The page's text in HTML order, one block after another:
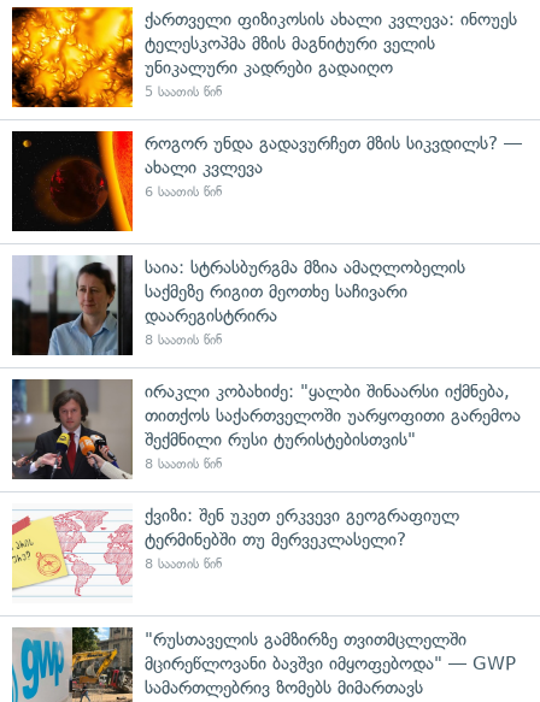
ქართველი ფიზიკოსის ახალი კვლევა: ინოუეს
ტელესკოპმა მზის მაგნიტური ველის
უნიკალური კადრები გადაიღო
5 საათის წინ
როგორ უნდა გადავურჩეთ მზის სიკვდილს? —
ახალი კვლევა
6 საათის წინ
საია: სტრასბურგმა მზია ამაღლობელის
საქმეზე რიგით მეოთხე საჩივარი
დაარეგისტრირა
8 საათის წინ
ირაკლი კობახიძე: "ყალბი შინაარსი იქმნება,
თითქოს საქართველოში უარყოფითი გარემოა
შექმნილი რუსი ტურისტებისთვის"
8 საათის წინ
ქვიზი: შენ უკეთ ერკვევი გეოგრაფიულ
ტერმინებში თუ მერვეკლასელი?
8 საათის წინ
"რუსთაველის გამზირზე თვითმცლელში
მცირეწლოვანი ბავშვი იმყოფებოდა" — GWP
სამართლებრივ ზომებს მიმართავს